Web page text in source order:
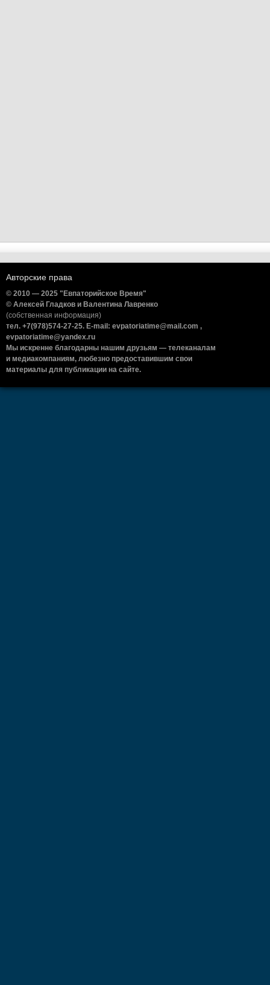
Авторские права
© 2010 — 2025 "Евпаторийское Время"
© Алексей Гладков и Валентина Лавренко
(собственная информация)
тел. +7(978)574-27-25. E-mail: evpatoriatime@mail.com ,
evpatoriatime@yandex.ru
Мы искренне благодарны нашим друзьям — телеканалам
и медиакомпаниям, любезно предоставившим свои
материалы для публикации на сайте.